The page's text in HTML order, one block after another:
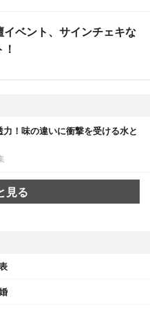
イベント、サインチェキな
！味の違いに衝撃を受ける水と
見る